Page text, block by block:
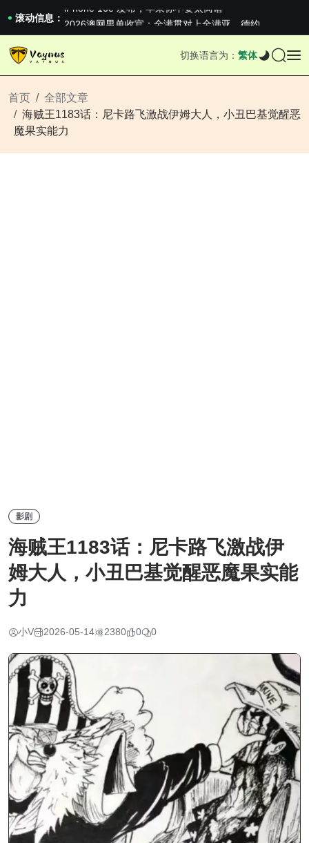
滚动信息：
2026澳网男单收官：全满贯对上全满亚，德约...
《巅峰守卫 Highguard》正式上线，官...
iPhone 16e 发布，苹果你不要太离谱
iPhone 16e 发布，苹果你不要太离谱
切换语言为： 繁体
首页
全部文章
海贼王1183话：尼卡路飞激战伊姆大人，小丑巴基觉醒恶
魔果实能力
影剧
海贼王1183话：尼卡路飞激战伊
姆大人，小丑巴基觉醒恶魔果实能
力
小V 2026-05-14 2380 0 0